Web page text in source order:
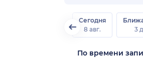
Сегодня
8 авг.
3